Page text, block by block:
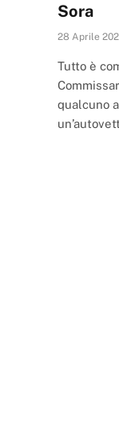
Sora
28 Aprile
Tutto è
qualcuno